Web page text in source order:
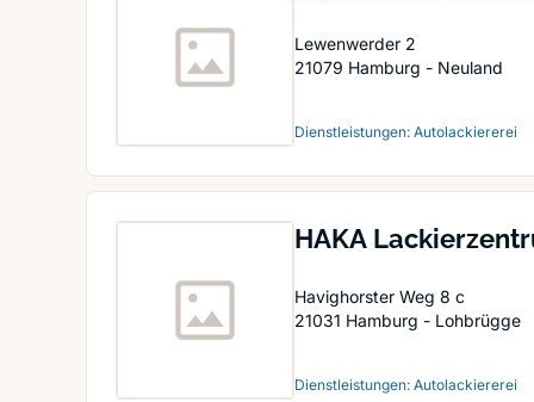
Lewenwerder 2
21079 Hamburg - Neuland
Dienstleistungen: Autolackiererei
HAKA
Havighorster Weg 8 c
21031 Hamburg - Lohbrügge
Dienstleistungen: Autolackiererei